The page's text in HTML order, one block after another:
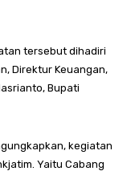
tersebut dihadiri
Direktur Keuangan,
Bupati
kegiatan
Yaitu Cabang